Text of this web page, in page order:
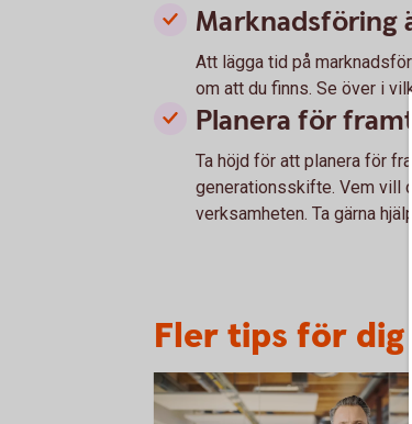
Marknadsföring
Att lägga tid på
om att du finns. Se över i
Planera för
Ta höjd för att planera för
generationsskifte. Vem vill
verksamheten. Ta gärna
Fler tips för